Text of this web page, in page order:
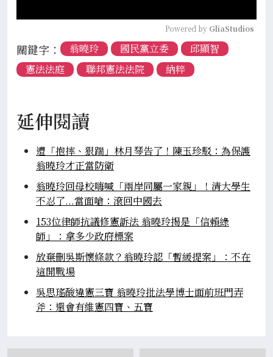
Powered by GliaStudios
關鍵字： 翁曉玲 國民黨立委
邱顯智
憲法法庭
聯邦憲法法院 納粹
延伸閱讀
遭「抱摔、狠踹」林月琴告了！陳玉珍駁：為保護
翁曉玲才正當防衛
翁曉玲回母校嗨喊「兩岸同屬一家親」！清大學生
不忍了...當面嗆：滾回中國去
153位律師抗議修憲訴法 翁曉玲揭是「信賴綠
師」：拿多少政府標案
放棄刪吳斯懷條款？翁曉玲認「暫緩提案」：不在
這開戰場
吳思瑤酸違憲三寶 翁曉玲批法學博士面前班門弄
斧：還會有維憲四寶、五寶